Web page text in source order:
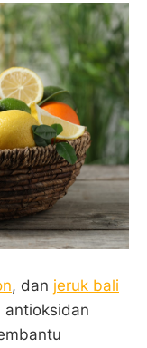
, dan jeruk bali
antioksidan